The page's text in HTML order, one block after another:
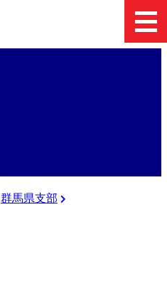
群馬県支部